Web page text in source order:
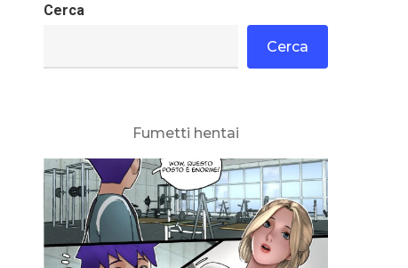
Cerca
Cerca
Fumetti hentai